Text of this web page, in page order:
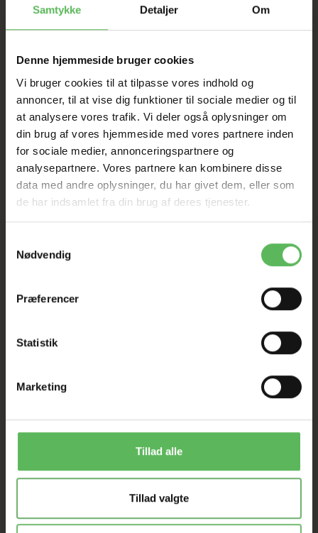
Samtykke Detaljer Om
Denne hjemmeside bruger cookies
Vi bruger cookies til at tilpasse vores indhold og
annoncer, til at vise dig funktioner til sociale medier og til
at analysere vores trafik. Vi deler også oplysninger om
din brug af vores hjemmeside med vores partnere inden
for sociale medier, annonceringspartnere og
analysepartnere. Vores partnere kan kombinere disse
data med andre oplysninger, du har givet dem, eller som
de har indsamlet fra din brug af deres tjenester.
Nødvendig
Præferencer
Statistik
Marketing
Tillad alle
Tillad valgte
SOMMER
UDSALG
TIL D. 8 AUGUST
HELE WEBSHOPPEN ER
SAT NED